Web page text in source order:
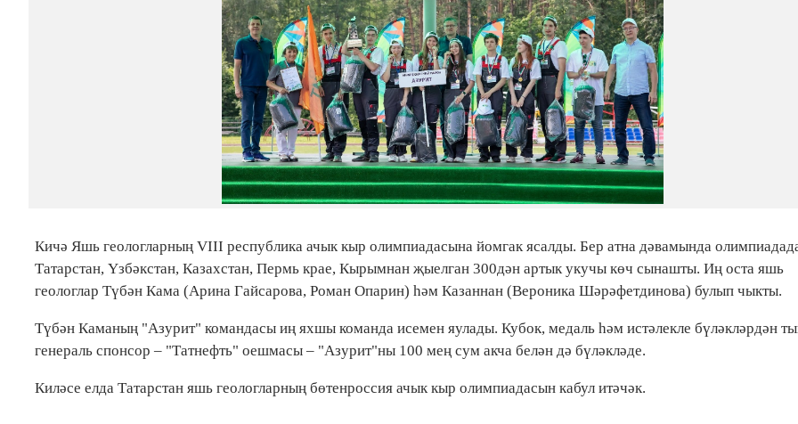
Кичә Яшь геологларның VIII республика ачык кыр олимпиадасына йомгак ясалды. Бер атна дәвамында
Татарстан, Үзбәкстан, Казахстан, Пермь крае, Кырымнан җыелган 300дән артык укучы көч сынашты. Иң оста яшь
геологлар Түбән Кама (Арина Гайсарова, Роман Опарин) һәм Казаннан (Вероника Шәрәфетдинова) булып чыкты.
Түбән Каманың "Азурит" командасы иң яхшы команда исемен яулады. Кубок, медаль һәм истәлекле бүләкләрдән
генераль спонсор – "Татнефть" оешмасы – "Азурит"ны 100 мең сум акча белән дә бүләкләде.
Киләсе елда Татарстан яшь геологларның бөтенроссия ачык кыр олимпиадасын кабул итәчәк.